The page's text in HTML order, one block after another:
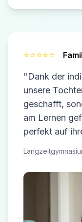
⭐⭐⭐⭐⭐
"Dank der
unsere
geschafft,
am Lernen
perfekt auf